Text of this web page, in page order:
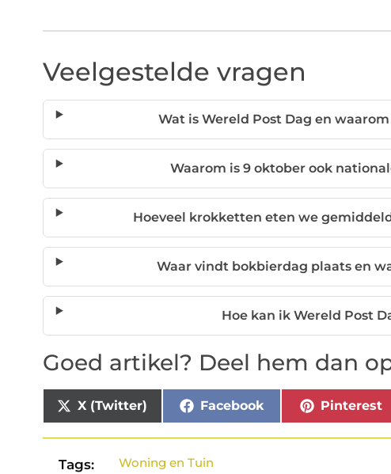
Veelgestelde vragen
Wat is Wereld Post Dag en
Waarom is 9 oktober ook
Hoeveel krokketten eten we
Waar vindt bokbierdag plaats en
Hoe kan ik Wereld Post
Goed artikel? Deel hem dan
X (Twitter) Facebook Pinterest
Tags: Woning en Tuin